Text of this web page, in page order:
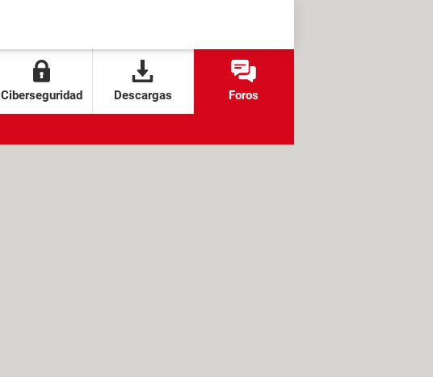
Ciberseguridad Descargas Foros